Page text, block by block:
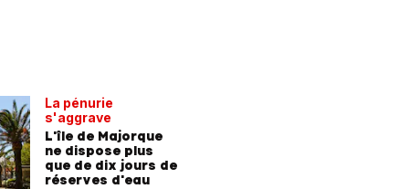
La pénurie
s'aggrave
L'île de Majorque
ne dispose plus
que de dix jours de
réserves d'eau